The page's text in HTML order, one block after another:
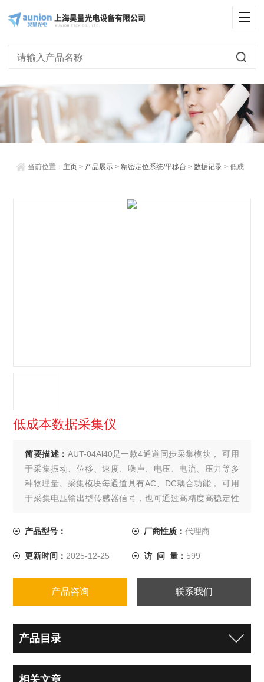
当前位置： 主页 > 产品展示 >精密定位系统/平移台 >数据记录 > 低成
低成本数据采集仪
简要描述： AUT-04Al40是一款4通道同步采集模块， 可用
于采集振动、位移、速度、噪声、电压、电流、压力等多
种物理量。采集模块每通道具有AC、DC耦合功能， 可用
于采集电压输出型传感器信号，也可通过高精度高稳定性
采集其取样电阻电压来测电流，低成本数据采集仪
产品型号： 厂商性质： 代理商
更新时间： 2025-12-25 访 问 量： 599
产品咨询 联系我们
产品目录
相关文章